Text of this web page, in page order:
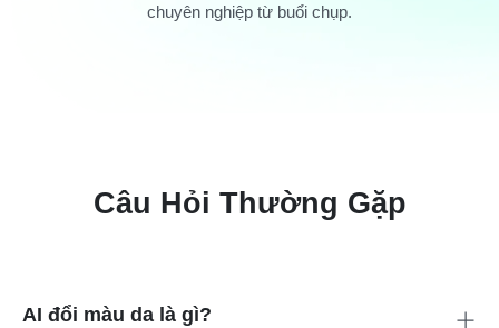
chuyên nghiệp từ buổi chụp.
Câu Hỏi Thường Gặp
AI đổi màu da là gì?